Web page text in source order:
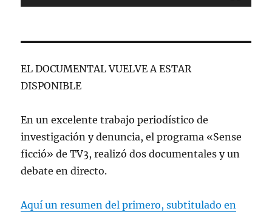
EL DOCUMENTAL VUELVE A ESTAR
DISPONIBLE
En un excelente trabajo periodístico de
investigación y denuncia, el programa «Sense
ficció» de TV3, realizó dos documentales y un
debate en directo.
Aquí un resumen del primero, subtitulado en